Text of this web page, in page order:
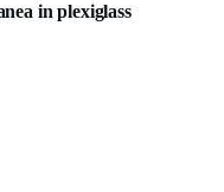
in plexiglass